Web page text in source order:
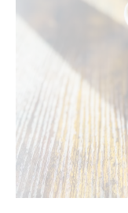
駅近の隠
コーヒー
静かな空
駅周辺
エスプレ
手作りスイー
手作りス
駅周辺で